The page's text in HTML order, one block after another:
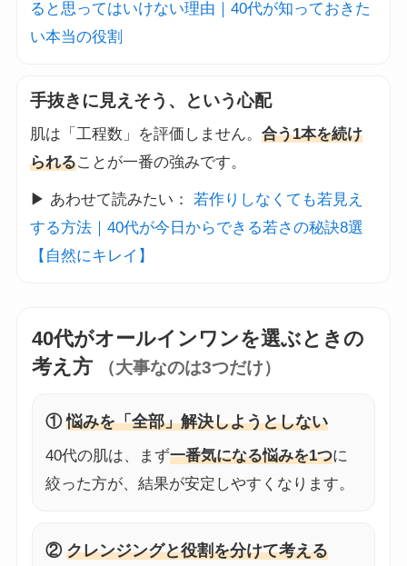
ると思ってはいけない理由｜40代が知っておきた
い本当の役割
手抜きに見えそう、という心配
肌は「工程数」を評価しません。 合う1本を続け
られることが一番の強みです。
▶ あわせて読みたい： 若作りしなくても若見え
する方法｜40代が今日からできる若さの秘訣8選
【自然にキレイ】
40代がオールインワンを選ぶときの
考え方
（大事なのは3つだけ）
①悩みを「全部」解決しようとしない
40代の肌は、まず一番気になる悩みを1つに
絞った方が、結果が安定しやすくなります。
② クレンジングと役割を分けて考える